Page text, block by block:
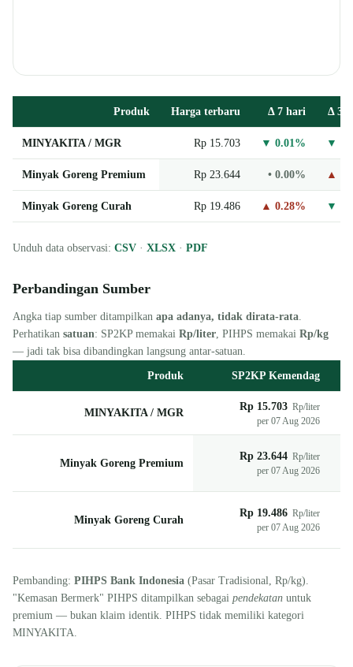
Ringkasan harga terbaru minyak goreng nasional
Produk Harga terbaru Δ 7 hari Δ 30
MINYAKITA / MGR Rp 15.703 ▼ 0.01% ▼
Minyak Goreng Premium Rp 23.644 • 0.00% ▲
Minyak Goreng Curah Rp 19.486 ▲ 0.28% ▼
Unduh data observasi: CSV · XLSX · PDF
Perbandingan Sumber
Angka tiap sumber ditampilkan apa adanya, tidak dirata-rata.
Perhatikan satuan: SP2KP memakai Rp/liter, PIHPS memakai Rp/kg
— jadi tak bisa dibandingkan langsung antar-satuan.
Produk SP2KP Kemendag
MINYAKITA / MGR Rp 15.703 Rp/liter
per 07 Aug 2026
Minyak Goreng Premium
Rp 23.644 Rp/liter
per 07 Aug 2026
Minyak Goreng Curah
Rp 19.486 Rp/liter
per 07 Aug 2026
Pembanding: PIHPS Bank Indonesia (Pasar Tradisional, Rp/kg).
"Kemasan Bermerk" PIHPS ditampilkan sebagai pendekatan untuk
premium — bukan klaim identik. PIHPS tidak memiliki kategori
MINYAKITA.